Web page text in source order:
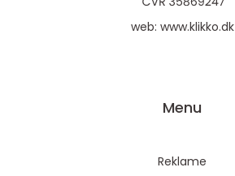
web: www.klikko.dk
Menu
Reklame